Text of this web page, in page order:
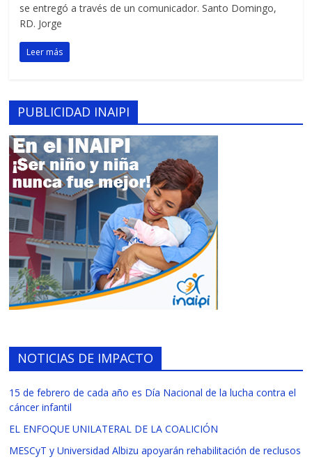
se entregó a través de un comunicador. Santo Domingo,
RD. Jorge
Leer más
PUBLICIDAD INAIPI
NOTICIAS DE IMPACTO
15 de febrero de cada año es Día Nacional de la lucha contra el
cáncer infantil
EL ENFOQUE UNILATERAL DE LA COALICIÓN
MESCyT y Universidad Albizu apoyarán rehabilitación de reclusos